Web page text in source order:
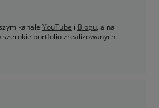
kanale YouTube i Blogu, a na
szerokie portfolio zrealizowanych